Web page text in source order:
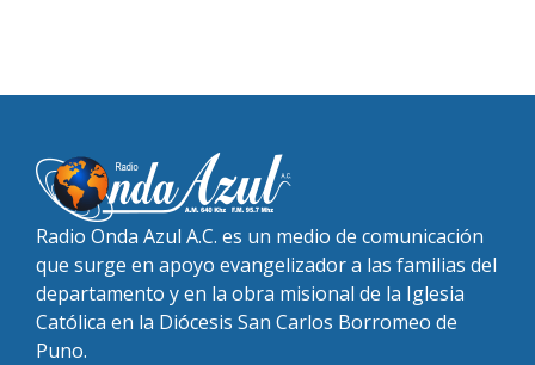
Radio Onda Azul A.C. es un medio de comunicación
que surge en apoyo evangelizador a las familias del
departamento y en la obra misional de la Iglesia
Católica en la Diócesis San Carlos Borromeo de
Puno.